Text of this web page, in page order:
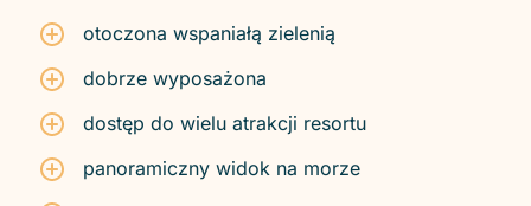
otoczona wspaniałą zielenią
dobrze wyposażona
dostęp do wielu atrakcji resortu
panoramiczny widok na morze